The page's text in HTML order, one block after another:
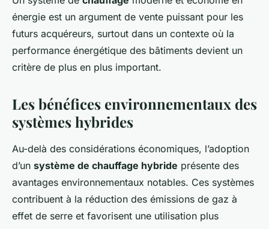
énergie est un argument de vente puissant pour les
futurs acquéreurs, surtout dans un contexte où la
performance énergétique des bâtiments devient un
critère de plus en plus important.
Les bénéfices environnementaux des
systèmes hybrides
Au-delà des considérations économiques, l’adoption
d’un système de chauffage hybride présente des
avantages environnementaux notables. Ces systèmes
contribuent à la réduction des émissions de gaz à
effet de serre et favorisent une utilisation plus